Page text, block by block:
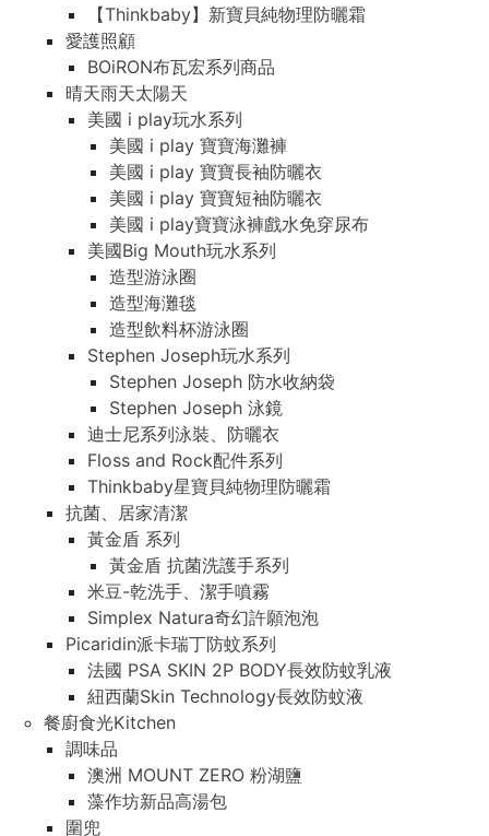
【Thinkbaby】新寶貝純物理防曬霜
愛護照顧
BOiRON布瓦宏系列商品
晴天雨天太陽天
美國 i play玩水系列
美國 i play 寶寶海灘褲
美國 i play 寶寶長袖防曬衣
美國 i play 寶寶短袖防曬衣
美國 i play寶寶泳褲戲水免穿尿布
美國Big Mouth玩水系列
造型游泳圈
造型海灘毯
造型飲料杯游泳圈
Stephen Joseph玩水系列
Stephen Joseph 防水收納袋
Stephen Joseph 泳鏡
迪士尼系列泳裝、防曬衣
Floss and Rock配件系列
Thinkbaby星寶貝純物理防曬霜
抗菌、居家清潔
黃金盾 系列
黃金盾 抗菌洗護手系列
米豆-乾洗手、潔手噴霧
Simplex Natura奇幻許願泡泡
Picaridin派卡瑞丁防蚊系列
法國 PSA SKIN 2P BODY長效防蚊乳液
紐西蘭Skin Technology長效防蚊液
餐廚食光Kitchen
調味品
澳洲 MOUNT ZERO 粉湖鹽
藻作坊新品高湯包
圍兜